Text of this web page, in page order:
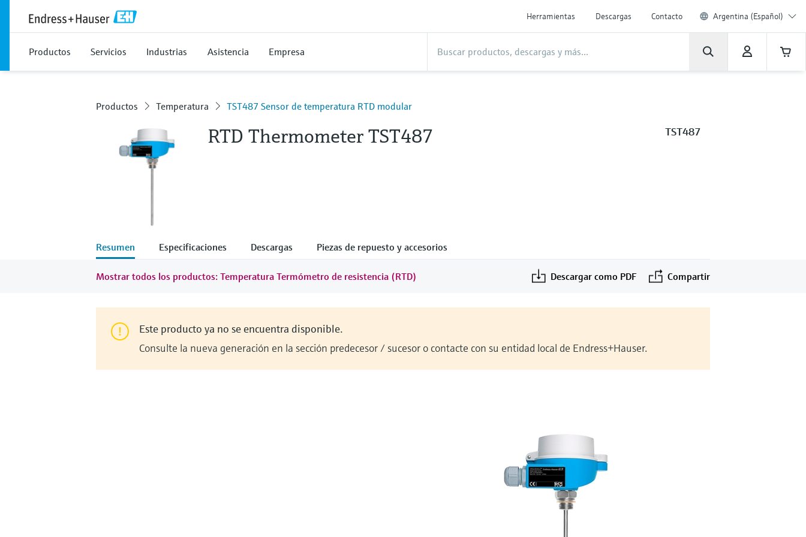
Herramientas Descargas Contacto Argentina (Español)
Productos Servicios Industrias Asistencia Empresa
Productos Temperatura TST487 Sensor de temperatura RTD modular
RTD Thermometer TST487 TST487
Resumen Especificaciones Descargas Piezas de repuesto y accesorios
Mostrar todos los productos: Temperatura Termómetro de resistencia (RTD) Descargar como PDF Compartir
Este producto ya no se encuentra disponible.
Consulte la nueva generación en la sección predecesor / sucesor o contacte con su entidad local de Endress+Hauser.